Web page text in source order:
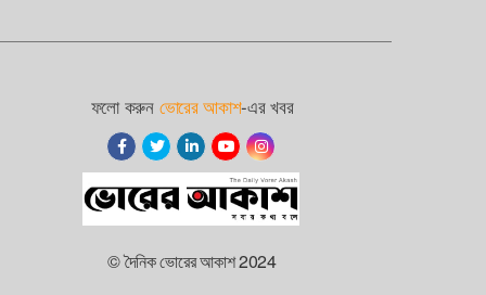
ফলো করুন ভোরের আকাশ-এর খবর
© দৈনিক ভোরের আকাশ 2024